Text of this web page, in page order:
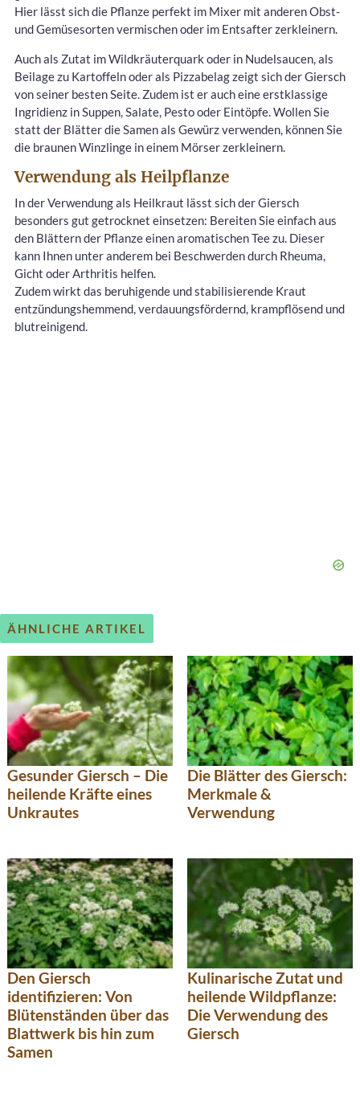
Hier lässt sich die Pflanze perfekt im Mixer mit anderen Obst-
und Gemüsesorten vermischen oder im Entsafter zerkleinern.
Auch als Zutat im Wildkräuterquark oder in Nudelsaucen, als
Beilage zu Kartoffeln oder als Pizzabelag zeigt sich der Giersch
von seiner besten Seite. Zudem ist er auch eine erstklassige
Ingridienz in Suppen, Salate, Pesto oder Eintöpfe. Wollen Sie
statt der Blätter die Samen als Gewürz verwenden, können Sie
die braunen Winzlinge in einem Mörser zerkleinern.
Verwendung als Heilpflanze
In der Verwendung als Heilkraut lässt sich der Giersch
besonders gut getrocknet einsetzen: Bereiten Sie einfach aus
den Blättern der Pflanze einen aromatischen Tee zu. Dieser
kann Ihnen unter anderem bei Beschwerden durch Rheuma,
Gicht oder Arthritis helfen.
Zudem wirkt das beruhigende und stabilisierende Kraut
entzündungshemmend, verdauungsfördernd, krampflösend und
blutreinigend.
ÄHNLICHE ARTIKEL
Gesunder Giersch – Die
heilende Kräfte eines
Unkrautes
Die Blätter des Giersch:
Merkmale &
Verwendung
Den Giersch
identifizieren: Von
Blütenständen über das
Blattwerk bis hin zum
Samen
Kulinarische Zutat und
heilende Wildpflanze:
Die Verwendung des
Giersch